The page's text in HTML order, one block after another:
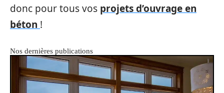
donc pour tous vos projets d’ouvrage en
béton !
Nos dernières publications